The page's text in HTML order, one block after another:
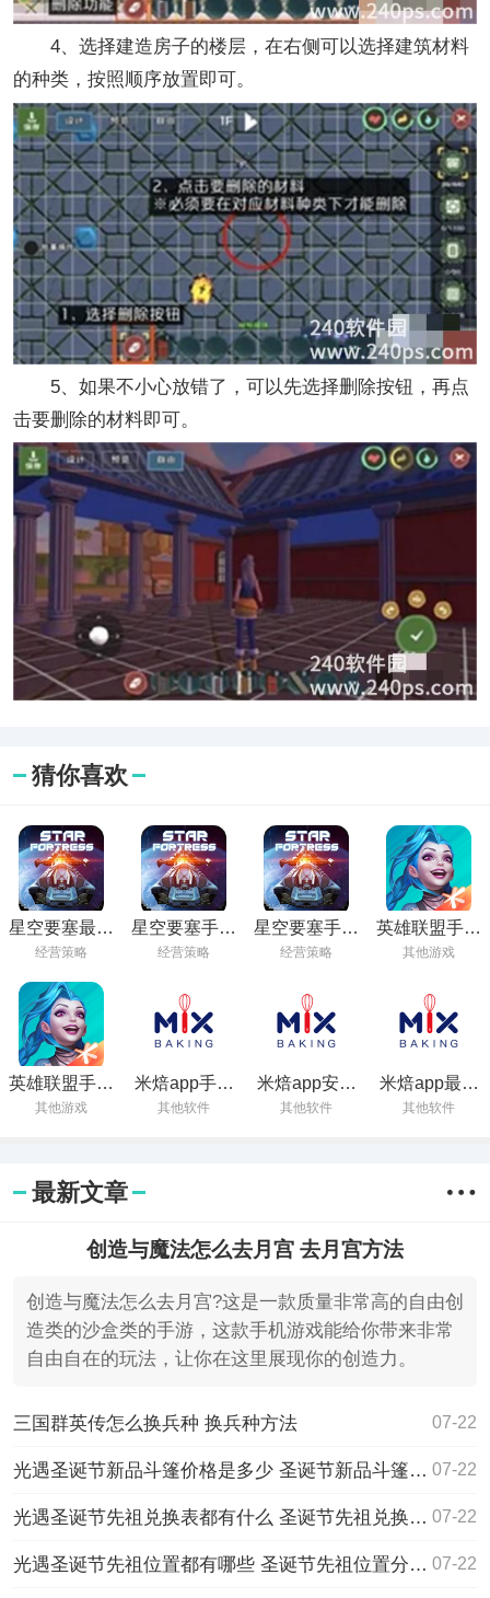
4、选择建造房子的楼层，在右侧可以选择建筑材料
的种类，按照顺序放置即可。
5、如果不小心放错了，可以先选择删除按钮，再点
击要删除的材料即可。
猜你喜欢
星空要塞最新
版免费下载安
经营策略
星空要塞手游
安卓下载安装
经营策略
星空要塞手游
下载官方版本
经营策略
英雄联盟手游
下载最新版
其他游戏
英雄联盟手游
下载正版2023
其他游戏
米焙app手机
版免费下载
其他软件
米焙app安卓
官方下载2023
其他软件
米焙app最新
版免费下载
其他软件
最新文章
创造与魔法怎么去月宫 去月宫方法
创造与魔法怎么去月宫?这是一款质量非常高的自由创
造类的沙盒类的手游，这款手机游戏能给你带来非常
自由自在的玩法，让你在这里展现你的创造力。
三国群英传怎么换兵种 换兵种方法 07-22
光遇圣诞节新品斗篷价格是多少 圣诞节新品斗篷价格介绍2022 07-22
光遇圣诞节先祖兑换表都有什么 圣诞节先祖兑换表一览2022 07-22
光遇圣诞节先祖位置都有哪些 圣诞节先祖位置分享2022 07-22